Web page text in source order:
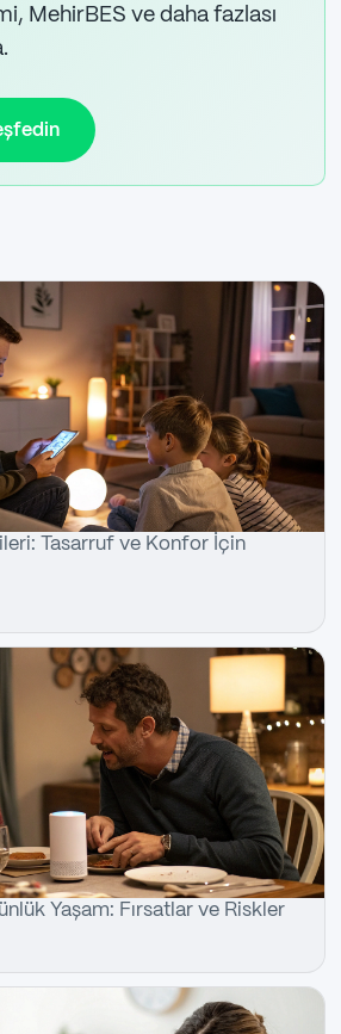
MehirBES ve daha fazlası
Tasarruf ve Konfor İçin
Yaşam: Fırsatlar ve Riskler